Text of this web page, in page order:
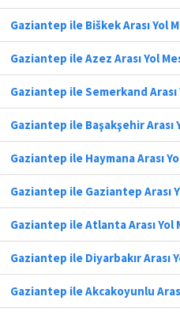
Gaziantep ile Biškek Arası Yol
Gaziantep ile Azez Arası Yol
Gaziantep ile Semerkand
Gaziantep ile Başakşehir
Gaziantep ile Haymana Arası
Gaziantep ile Gaziantep Arası
Gaziantep ile Atlanta Arası
Gaziantep ile Diyarbakır Arası
Gaziantep ile Akcakoyunlu